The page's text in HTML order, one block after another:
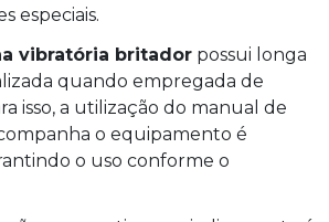
especiais.
vibratória britador possui longa
quando empregada de
isso, a utilização do manual de
o equipamento é
o uso conforme o